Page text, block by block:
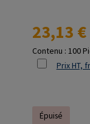
Prix régulier :
23,13 €
Contenu : 100
Prix HT,
Épuisé